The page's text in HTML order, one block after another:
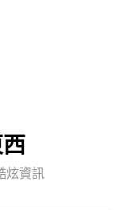
炫資訊